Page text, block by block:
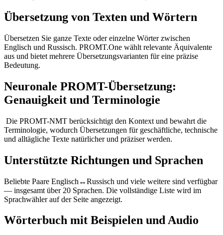
Übersetzung von Texten und Wörtern
Übersetzen Sie ganze Texte oder einzelne Wörter zwischen
Englisch und Russisch. PROMT.One wählt relevante Äquivalente
aus und bietet mehrere Übersetzungsvarianten für eine präzise
Bedeutung.
Neuronale PROMT-Übersetzung:
Genauigkeit und Terminologie
Die PROMT-NMT berücksichtigt den Kontext und bewahrt die
Terminologie, wodurch Übersetzungen für geschäftliche, technische
und alltägliche Texte natürlicher und präziser werden.
Unterstützte Richtungen und Sprachen
Beliebte Paare Englisch↔Russisch und viele weitere sind verfügbar
— insgesamt über 20 Sprachen. Die vollständige Liste wird im
Sprachwähler auf der Seite angezeigt.
Wörterbuch mit Beispielen und Audio